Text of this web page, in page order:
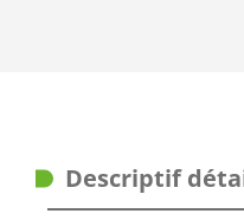
Descriptif